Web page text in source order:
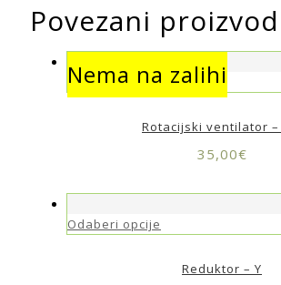
Povezani
Nema na zalihi
Nema na zalihi
Rotacijski ventilator –
35,00€
Odaberi opcije
Reduktor – Y